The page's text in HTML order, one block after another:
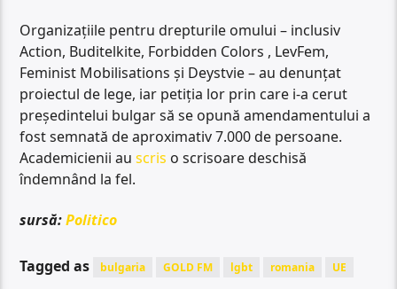
Organizațiile pentru drepturile omului – inclusiv
Action, Buditelkite, Forbidden Colors , LevFem,
Feminist Mobilisations și Deystvie – au denunțat
proiectul de lege, iar petiția lor prin care i-a cerut
președintelui bulgar să se opună amendamentului a
fost semnată de aproximativ 7.000 de persoane.
Academicienii auscris o scrisoare deschisă
îndemnând la fel.
sursă:Politico
Tagged as bulgaria GOLD FM lgbt romania UE